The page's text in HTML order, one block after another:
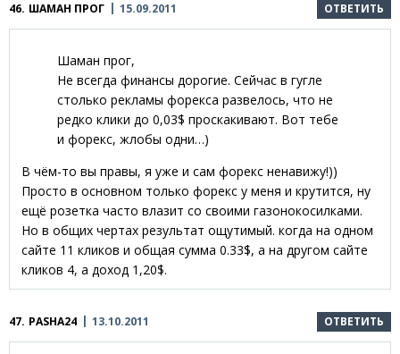
46. ШАМАН ПРОГ 15.09.2011 ОТВЕТИТЬ
Шаман прог,
Не всегда финансы дорогие. Сейчас в гугле
столько рекламы форекса развелось, что не
редко клики до 0,03$ проскакивают. Вот тебе
и форекс, жлобы одни…)
В чём-то вы правы, я уже и сам форекс ненавижу!))
Просто в основном только форекс у меня и крутится, ну
ещё розетка часто влазит со своими газонокосилками.
Но в общих чертах результат ощутимый. когда на одном
сайте 11 кликов и общая сумма 0.33$, а на другом сайте
кликов 4, а доход 1,20$.
47. PASHA24 13.10.2011 ОТВЕТИТЬ